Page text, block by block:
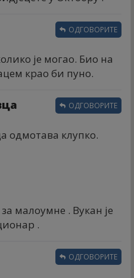
је могао. Био на
крао би пуно.
ОДГОВОРИТЕ
одмотава клупко.
ОДГОВОРИТЕ
малоумне . Вукан је
.
ОДГОВОРИТЕ